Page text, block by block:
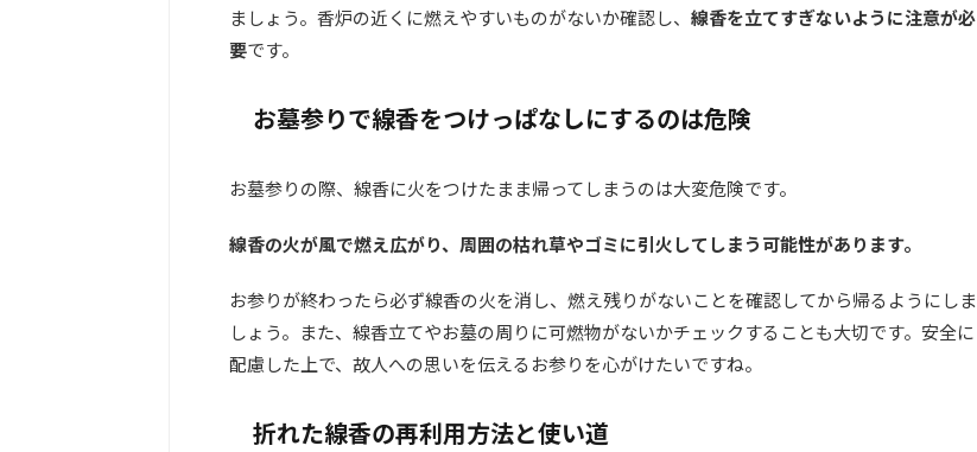
ましょう。香炉の近くに燃えやすいものがないか確認し、 線香を立てすぎないように注意が必
要です。
お墓参りで線香をつけっぱなしにするのは危険
お墓参りの際、線香に火をつけたまま帰ってしまうのは大変危険です。
線香の火が風で燃え広がり、周囲の枯れ草やゴミに引火してしまう可能性があります。
お参りが終わったら必ず線香の火を消し、燃え残りがないことを確認してから帰るようにしま
しょう。また、線香立てやお墓の周りに可燃物がないかチェックすることも大切です。安全に
配慮した上で、故人への思いを伝えるお参りを心がけたいですね。
折れた線香の再利用方法と使い道